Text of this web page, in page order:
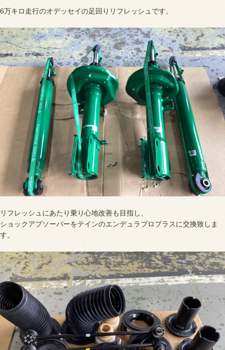
6万キロ走行のオデッセイの足回りリフレッシュです。
リフレッシュにあたり乗り心地改善も目指し、
ショックアブソーバーをテインのエンデュラプロプラスに交換致しま
す。